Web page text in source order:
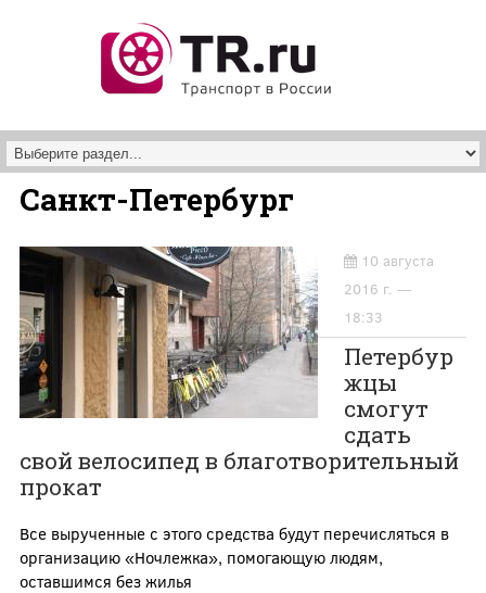
Санкт-Петербург
10 августа
2016 г. —
18:33
Петербур
жцы
смогут
сдать
свой велосипед в благотворительный
прокат
Все вырученные с этого средства будут перечисляться в
организацию «Ночлежка», помогающую людям,
оставшимся без жилья